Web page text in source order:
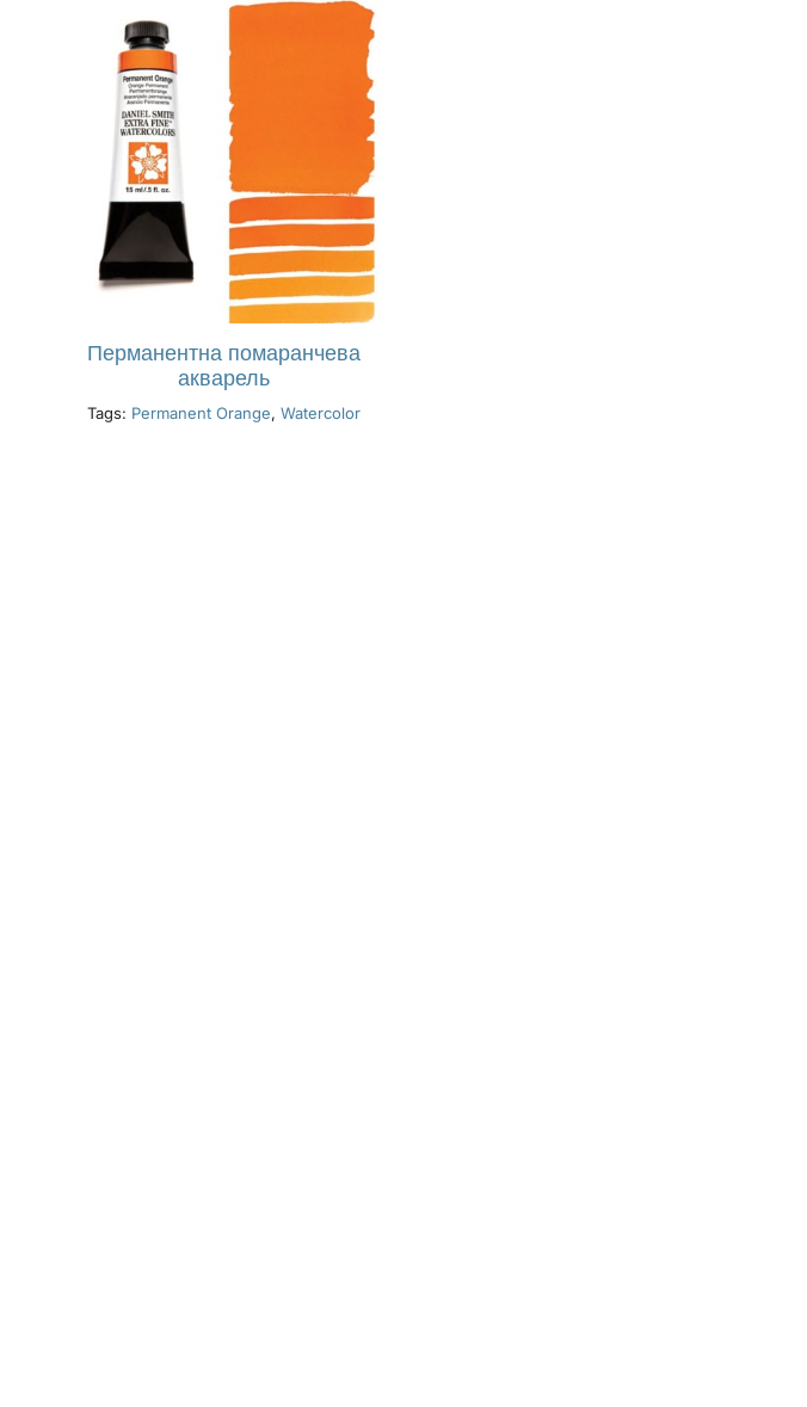
Перманентна помаранчева
акварель
Tags: Permanent Orange, Watercolor